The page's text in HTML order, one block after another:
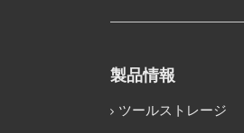
製品情報
ツールストレージ